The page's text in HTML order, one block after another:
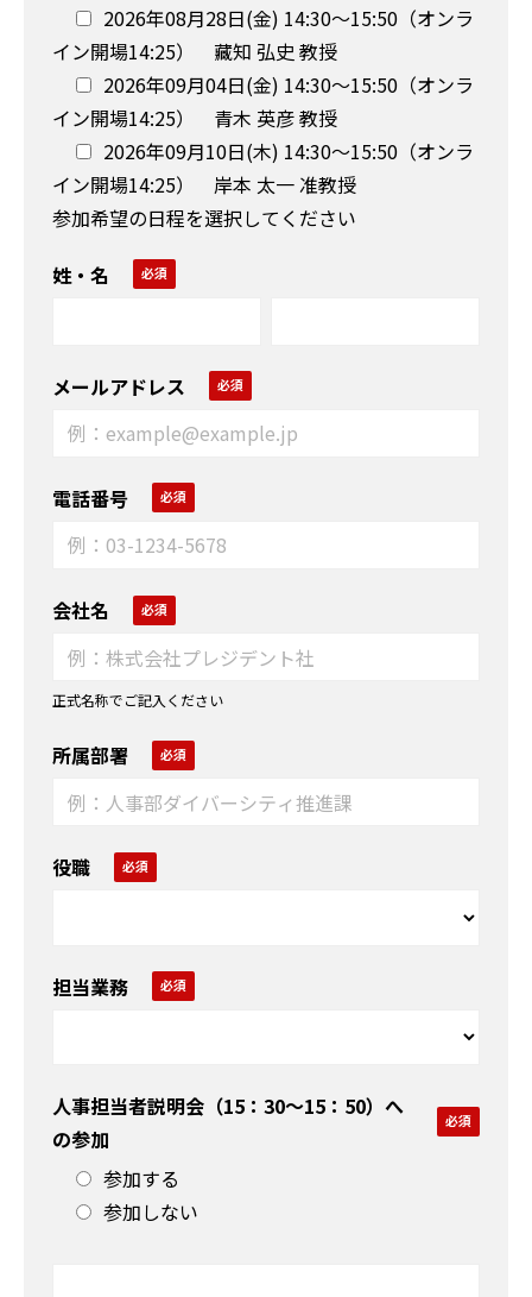
2026年08月28日(金) 14:30〜15:50（オンラ
イン開場14:25） 藏知 弘史 教授
2026年09月04日(金) 14:30〜15:50（オンラ
イン開場14:25） 青木 英彦 教授
2026年09月10日(木) 14:30〜15:50（オンラ
イン開場14:25） 岸本 太一 准教授
参加希望の日程を選択してください
姓・名
メールアドレス
電話番号
会社名
正式名称でご記入ください
所属部署
役職
担当業務
人事担当者説明会（15：30〜15：50）へ
の参加
参加する
参加しない